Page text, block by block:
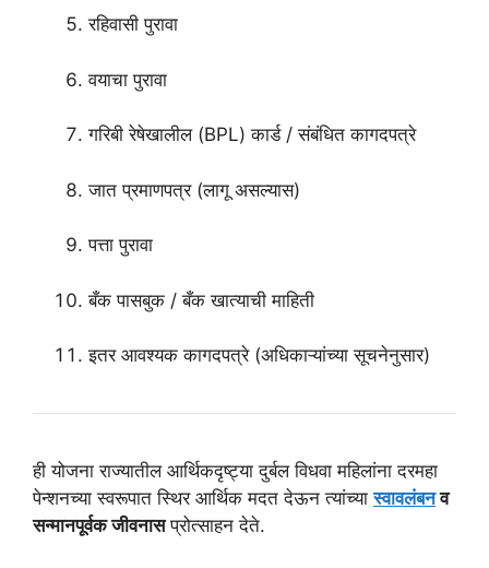
रहिवासी पुरावा
वयाचा पुरावा
गरिबी रेषेखालील (BPL) कार्ड / संबंधित कागदपत्रे
जात प्रमाणपत्र (लागू असल्यास)
पत्ता पुरावा
बँक पासबुक / बँक खात्याची माहिती
इतर आवश्यक कागदपत्रे (अधिकाऱ्यांच्या सूचनेनुसार)
ही योजना राज्यातील आर्थिकदृष्ट्या दुर्बल विधवा महिलांना दरमहा
पेन्शनच्या स्वरूपात स्थिर आर्थिक मदत देऊन त्यांच्यास्वावलंबनव
सन्मानपूर्वक जीवनासप्रोत्साहन देते.